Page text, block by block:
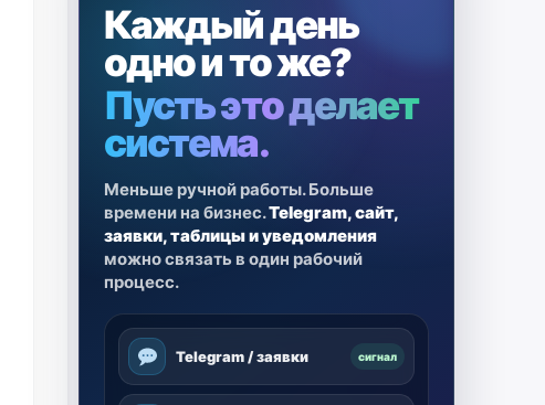
Каждый день
одно и то же?
Пусть это делает
система.
Меньше ручной работы. Больше
времени на бизнес.Telegram, сайт,
заявки, таблицы и уведомления
можно связать в один рабочий
процесс.
Telegram / заявки сигнал